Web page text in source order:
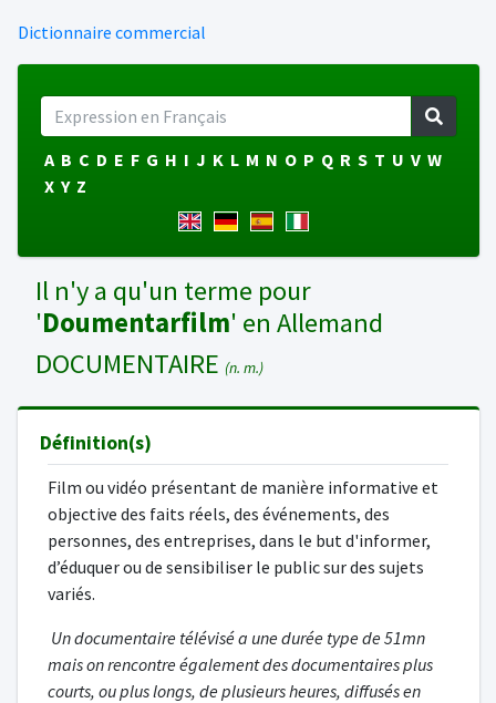
Dictionnaire commercial
A B C D E F G H I J K L M N O P Q R S T U V W
X Y Z
Il n'y a qu'un terme pour
'Doumentarfilm' en Allemand
DOCUMENTAIRE (n. m.)
Définition(s)
Film ou vidéo présentant de manière informative et
objective des faits réels, des événements, des
personnes, des entreprises, dans le but d'informer,
d’éduquer ou de sensibiliser le public sur des sujets
variés.
Un documentaire télévisé a une durée type de 51mn
mais on rencontre également des documentaires plus
courts, ou plus longs, de plusieurs heures, diffusés en